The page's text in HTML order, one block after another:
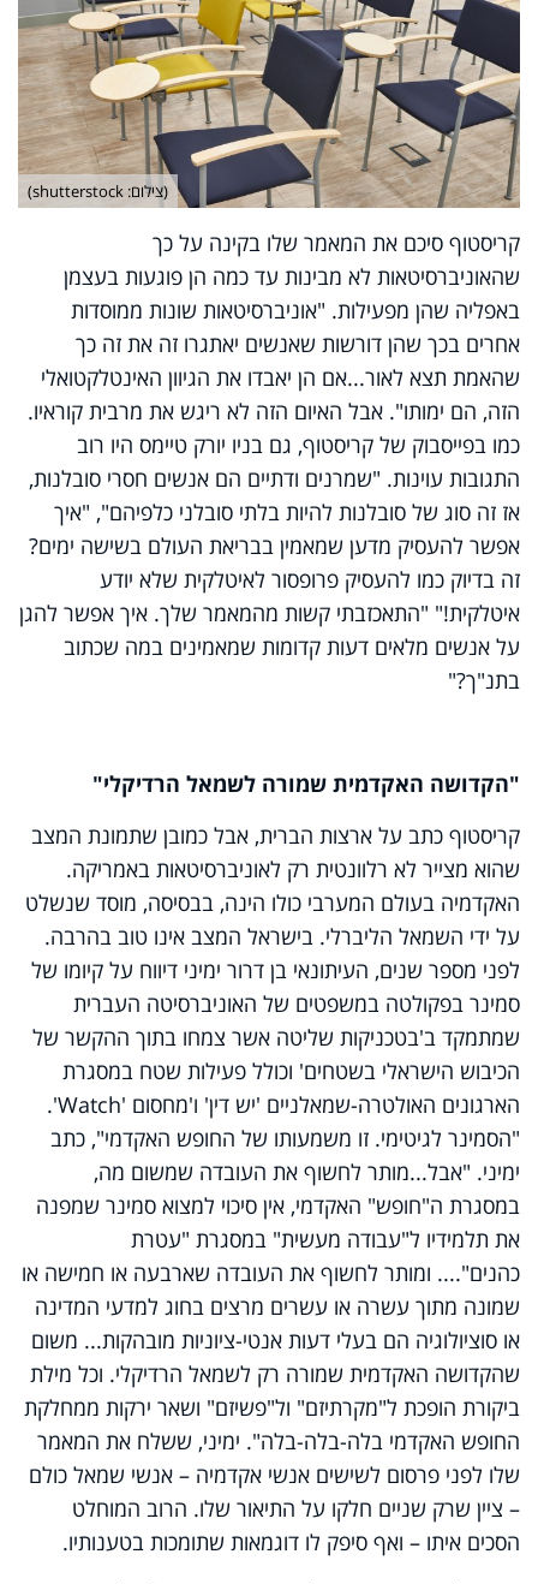
(צילום: shutterstock)
קריסטוף סיכם את המאמר שלו בקינה על כך
שהאוניברסיטאות לא מבינות עד כמה הן פוגעות בעצמן
באפליה שהן מפעילות. "אוניברסיטאות שונות ממוסדות
אחרים בכך שהן דורשות שאנשים יאתגרו זה את זה כך
שהאמת תצא לאור...אם הן יאבדו את הגיוון האינטלקטואלי
הזה, הם ימותו". אבל האיום הזה לא ריגש את מרבית קוראיו.
כמו בפייסבוק של קריסטוף, גם בניו יורק טיימס היו רוב
התגובות עוינות. "שמרנים ודתיים הם אנשים חסרי סובלנות,
אז זה סוג של סובלנות להיות בלתי סובלני כלפיהם", "איך
אפשר להעסיק מדען שמאמין בבריאת העולם בשישה ימים?
זה בדיוק כמו להעסיק פרופסור לאיטלקית שלא יודע
איטלקית!" "התאכזבתי קשות מהמאמר שלך. איך אפשר להגן
על אנשים מלאים דעות קדומות שמאמינים במה שכתוב
בתנ"ך?"
"הקדושה האקדמית שמורה לשמאל הרדיקלי"
קריסטוף כתב על ארצות הברית, אבל כמובן שתמונת המצב
שהוא מצייר לא רלוונטית רק לאוניברסיטאות באמריקה.
האקדמיה בעולם המערבי כולו הינה, בבסיסה, מוסד שנשלט
על ידי השמאל הליברלי. בישראל המצב אינו טוב בהרבה.
לפני מספר שנים, העיתונאי בן דרור ימיני דיווח על קיומו של
סמינר בפקולטה במשפטים של האוניברסיטה העברית
שמתמקד ב'בטכניקות שליטה אשר צמחו בתוך ההקשר של
הכיבוש הישראלי בשטחים' וכולל פעילות שטח במסגרת
הארגונים האולטרה-שמאלניים 'יש דין' ו'מחסום 'Watch
'.
"הסמינר לגיטימי. זו משמעותו של החופש האקדמי", כתב
ימיני. "אבל...מותר לחשוף את העובדה שמשום מה,
במסגרת ה"חופש" האקדמי, אין סיכוי למצוא סמינר שמפנה
את תלמידיו ל"עבודה מעשית" במסגרת "עטרת
כהנים".... ומותר לחשוף את העובדה שארבעה או חמישה או
שמונה מתוך עשרה או עשרים מרצים בחוג למדעי המדינה
או סוציולוגיה הם בעלי דעות אנטי-ציוניות מובהקות... משום
שהקדושה האקדמית שמורה רק לשמאל הרדיקלי. וכל מילת
ביקורת הופכת ל"מקרתיזם" ול"פשיזם" ושאר ירקות ממחלקת
החופש האקדמי בלה-בלה-בלה". ימיני, ששלח את המאמר
שלו לפני פרסום לשישים אנשי אקדמיה – אנשי שמאל כולם
– ציין שרק שניים חלקו על התיאור שלו. הרוב המוחלט
הסכים איתו – ואף סיפק לו דוגמאות שתומכות בטענותיו.